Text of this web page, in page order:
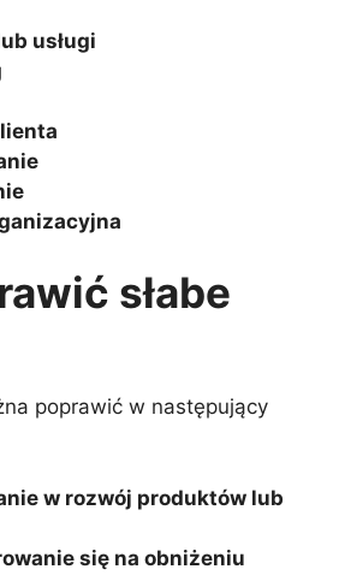
usługi
słabe
poprawić w następujący
w rozwój produktów lub
się na obniżeniu